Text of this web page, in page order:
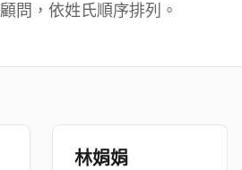
問，依姓氏順序排列。
林娟娟